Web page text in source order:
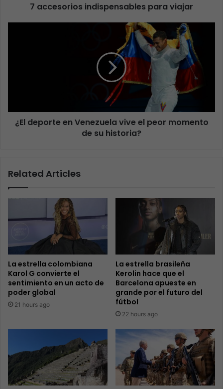
7 accesorios indispensables para viajar
¿El deporte en Venezuela vive el peor momento
de su historia?
Related Articles
La estrella colombiana
Karol G convierte el
sentimiento en un acto de
poder global
21 hours ago
La estrella brasileña
Kerolin hace que el
Barcelona apueste en
grande por el futuro del
fútbol
22 hours ago